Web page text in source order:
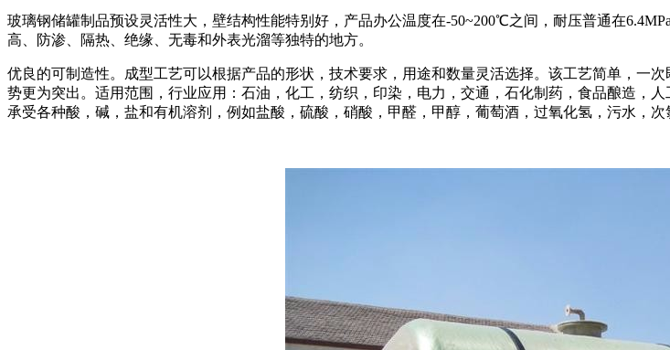
玻璃钢储罐制品预设灵活性大，壁结构性能特别好，产品办公温度在-50~200℃之间，耐压普通在
高、防渗、隔热、绝缘、无毒和外表光溜等独特的地方。
优良的可制造性。成型工艺可以根据产品的形状，技术要求，用途和数量灵活选择。该工艺简单，一
势更为突出。适用范围，行业应用：石油，化工，纺织，印染，电力，交通，石化制药，食品酿造，
承受各种酸，碱，盐和有机溶剂，例如盐酸，硫酸，硝酸，甲醛，甲醇，葡萄酒，过氧化氢，污水，次